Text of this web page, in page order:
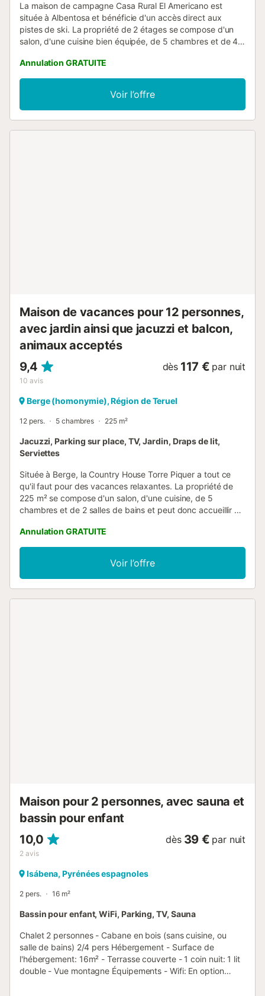
La maison de campagne Casa Rural El Americano est
située à Albentosa et bénéficie d'un accès direct aux
pistes de ski. La propriété de 2 étages se compose d'un
salon, d'une cuisine bien équipée, de 5 chambres et de 4
équipements supplémentaires comprennent un haut Wi-Fi
(adapté aux appels vidéo) avec un espace travail dédié
pour le télétravail, une télévision, un ventilateur ainsi
qu'une machine à laver. 3 lits bébé et une chaise haute
sont également disponibles. Cet hébergement ne propose
Annulation GRATUITE
Voir l’offre
Maison de vacances pour 12 personnes,
avec jardin ainsi que jacuzzi et balcon,
animaux acceptés
9,4
10 avis
dès 117 € par nuit
Berge (homonymie), Région de Teruel
12 pers. 5 chambres 225 m²
Jacuzzi, Parking sur place, TV, Jardin, Draps de lit,
Serviettes
Située à Berge, la Country House Torre Piquer a tout ce
qu'il faut pour des vacances relaxantes. La propriété de
225 m² se compose d'un salon, d'une cuisine, de 5
chambres et de 2 salles de bains et peut donc accueillir 9
comprennent une télévision, une machine à laver ainsi que
des livres et jouets pour enfants. En plus de cela, un billard
est également fourni pour votre plaisir. Cette location de
vacances offre un espace extérieur privé avec un jardin,
un balcon, un barbecue et une douche extérieure. Une
Annulation GRATUITE
Voir l’offre
Maison pour 2 personnes, avec sauna et
bassin pour enfant
10,0
2 avis
dès 39 € par nuit
Isábena, Pyrénées espagnoles
2 pers. 16 m²
Bassin pour enfant, WiFi, Parking, TV, Sauna
Chalet 2 personnes - Cabane en bois (sans cuisine, ou
salle de bains) 2/4 pers Hébergement - Surface de
l'hébergement: 16m² - Terrasse couverte - 1 coin nuit: 1 lit
double - Vue montagne Équipements - Wifi: En option